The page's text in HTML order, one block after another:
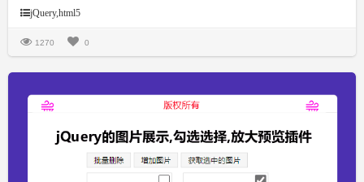
jQuery,html5
1270 0